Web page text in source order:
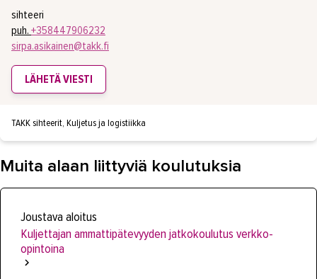
sihteeri
puh. +358447906232
sirpa.asikainen@takk.fi
LÄHETÄ VIESTI
TAKK sihteerit, Kuljetus ja logistiikka
Muita alaan liittyviä koulutuksia
Joustava aloitus
Kuljettajan ammattipätevyyden jatkokoulutus verkko-
opintoina